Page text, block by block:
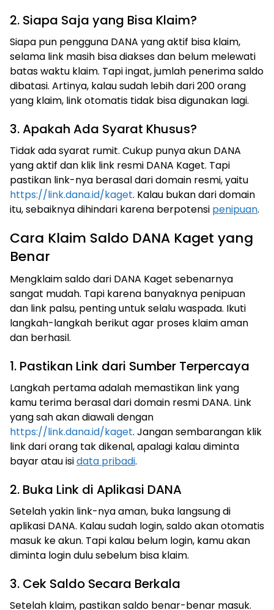
2. Siapa Saja yang Bisa Klaim?
Siapa pun pengguna DANA yang aktif bisa klaim,
selama link masih bisa diakses dan belum melewati
batas waktu klaim. Tapi ingat, jumlah penerima saldo
dibatasi. Artinya, kalau sudah lebih dari 200 orang
yang klaim, link otomatis tidak bisa digunakan lagi.
3. Apakah Ada Syarat Khusus?
Tidak ada syarat rumit. Cukup punya akun DANA
yang aktif dan klik link resmi DANA Kaget. Tapi
pastikan link-nya berasal dari domain resmi, yaitu
https://link.dana.id/kaget. Kalau bukan dari domain
itu, sebaiknya dihindari karena berpotensi penipuan.
Cara Klaim Saldo DANA Kaget yang
Benar
Mengklaim saldo dari DANA Kaget sebenarnya
sangat mudah. Tapi karena banyaknya penipuan
dan link palsu, penting untuk selalu waspada. Ikuti
langkah-langkah berikut agar proses klaim aman
dan berhasil.
1. Pastikan Link dari Sumber Terpercaya
Langkah pertama adalah memastikan link yang
kamu terima berasal dari domain resmi DANA. Link
yang sah akan diawali dengan
https://link.dana.id/kaget. Jangan sembarangan klik
link dari orang tak dikenal, apalagi kalau diminta
bayar atau isidata pribadi.
2. Buka Link di Aplikasi DANA
Setelah yakin link-nya aman, buka langsung di
aplikasi DANA. Kalau sudah login, saldo akan otomatis
masuk ke akun. Tapi kalau belum login, kamu akan
diminta login dulu sebelum bisa klaim.
3. Cek Saldo Secara Berkala
Setelah klaim, pastikan saldo benar-benar masuk.